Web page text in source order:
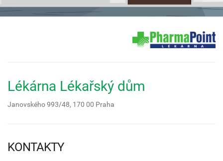
Lékárna Lékařský dům
Janovského 993/48, 170 00 Praha
KONTAKTY